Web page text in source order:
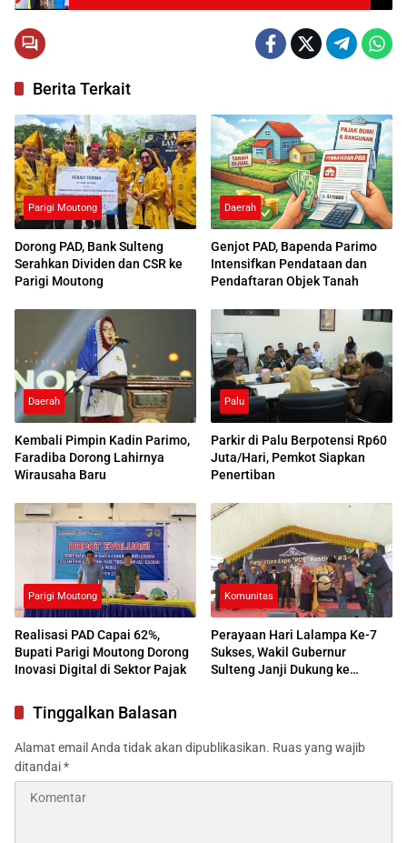
Berita Terkait
Parigi Moutong
Dorong PAD, Bank Sulteng
Serahkan Dividen dan CSR ke
Parigi Moutong
Daerah
Genjot PAD, Bapenda Parimo
Intensifkan Pendataan dan
Pendaftaran Objek Tanah
Daerah
Kembali Pimpin Kadin Parimo,
Faradiba Dorong Lahirnya
Wirausaha Baru
Palu
Parkir di Palu Berpotensi Rp60
Juta/Hari, Pemkot Siapkan
Penertiban
Parigi Moutong
Realisasi PAD Capai 62%,
Bupati Parigi Moutong Dorong
Inovasi Digital di Sektor Pajak
Komunitas
Perayaan Hari Lalampa Ke-7
Sukses, Wakil Gubernur
Sulteng Janji Dukung ke
Tinggalkan Balasan
Alamat email Anda tidak akan dipublikasikan. Ruas yang wajib
ditandai*